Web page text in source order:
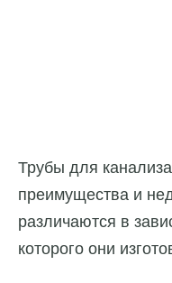
Трубы для
преимущества и
различаются в
которого они